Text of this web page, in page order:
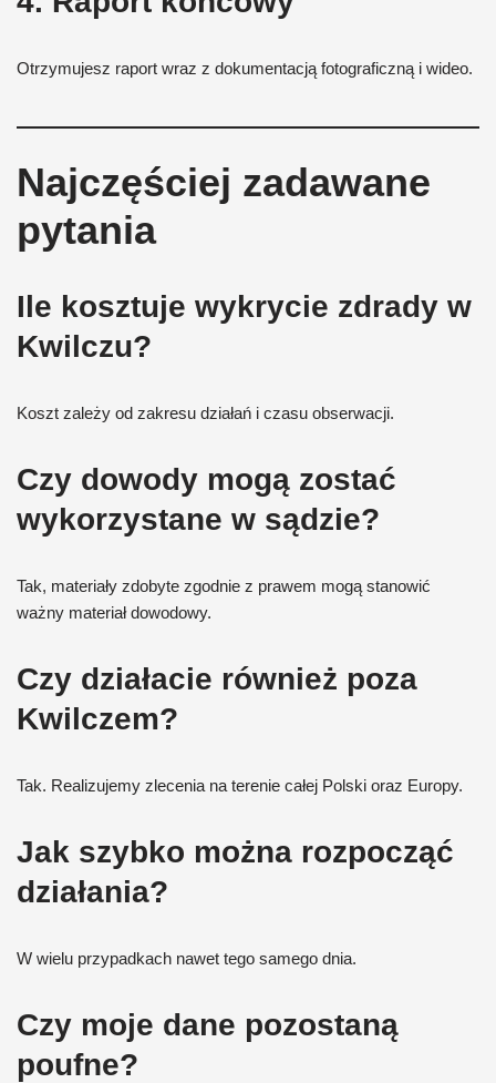
Otrzymujesz raport wraz z dokumentacją fotograficzną i wideo.
Najczęściej zadawane
pytania
Ile kosztuje wykrycie zdrady w
Kwilczu?
Koszt zależy od zakresu działań i czasu obserwacji.
Czy dowody mogą zostać
wykorzystane w sądzie?
Tak, materiały zdobyte zgodnie z prawem mogą stanowić
ważny materiał dowodowy.
Czy działacie również poza
Kwilczem?
Tak. Realizujemy zlecenia na terenie całej Polski oraz Europy.
Jak szybko można rozpocząć
działania?
W wielu przypadkach nawet tego samego dnia.
Czy moje dane pozostaną
poufne?